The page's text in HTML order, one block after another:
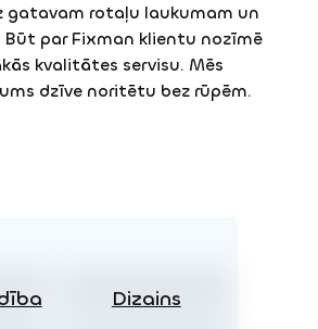
gatavam rotaļu laukumam un
par Fixman klientu nozīmē
kvalitātes servisu. Mēs
dzīve noritētu bez rūpēm.
Dizains